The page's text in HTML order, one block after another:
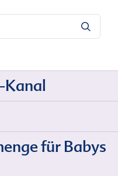
Kanal
für Babys